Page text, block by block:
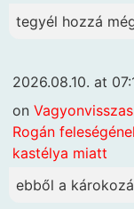
tegyél hozzá
2026.08.10. at
on
Rogán
kastélya miatt
ebből a